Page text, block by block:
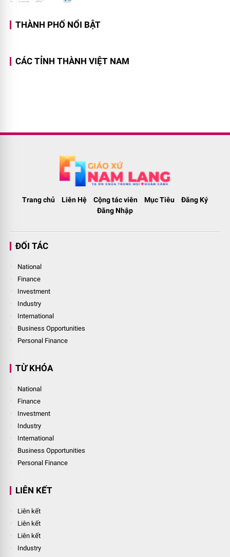
THÀNH PHỐ NỔI BẬT
CÁC TỈNH THÀNH VIỆT NAM
Trang chủ Liên Hệ Cộng tác viên Mục Tiêu
Đăng Ký
Đăng Nhập
ĐỐI TÁC
National
Finance
Investment
Industry
International
Business Opportunities
Personal Finance
TỪ KHÓA
National
Finance
Investment
Industry
International
Business Opportunities
Personal Finance
LIÊN KẾT
Liên kết
Liên kết
Liên kết
Industry